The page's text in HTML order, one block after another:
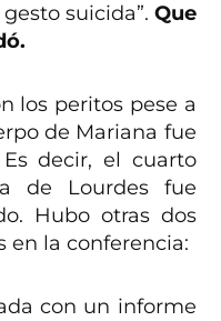
suicida”. Que
los peritos pese a
de Mariana fue
decir, el cuarto
de Lourdes fue
Hubo otras dos
en la conferencia:
con un informe